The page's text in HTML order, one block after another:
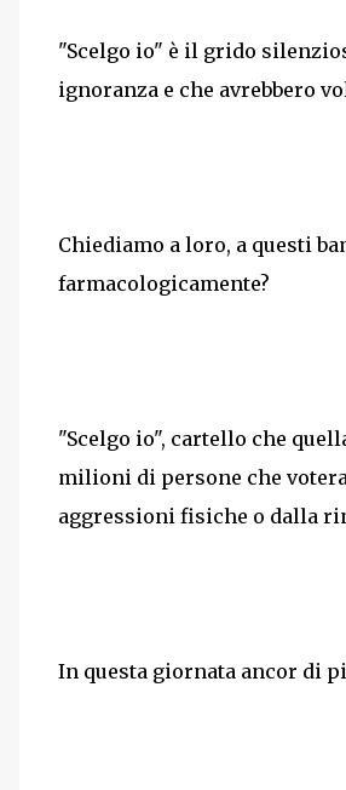
"Scelgo io" è il grido
ignoranza e che avrebbero
Chiediamo a loro, a questi
farmacologicamente?
"Scelgo io", cartello che
milioni di persone che
aggressioni fisiche o dalla
In questa giornata ancor di